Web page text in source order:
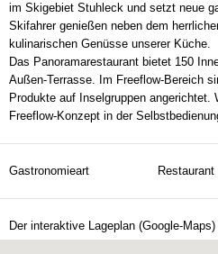
im Skigebiet Stuhleck und setzt neue
Skifahrer genießen neben dem
kulinarischen Genüsse unserer Küche.
Das Panoramarestaurant bietet 150
Außen-Terrasse. Im Freeflow-Bereich
Produkte auf Inselgruppen angerichtet.
Freeflow-Konzept in der
Gastronomieart Restaurant
Der interaktive Lageplan (Google-